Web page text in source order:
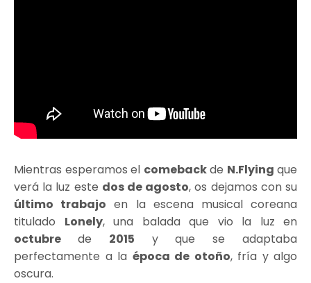
Mientras esperamos el comebackde N.Flying que
verá la luz este dos de agosto, os dejamos con su
último trabajo en la escena musical coreana
titulado Lonely, una balada que vio la luz en
octubre de 2015 y que se adaptaba
perfectamente a la época de otoño, fría y algo
oscura.